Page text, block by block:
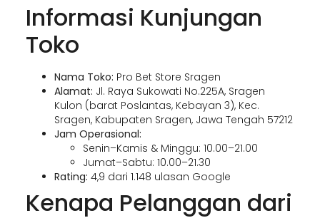
Informasi Kunjungan
Toko
Nama Toko: Pro Bet Store Sragen
Alamat: Jl. Raya Sukowati No.225A, Sragen
Kulon (barat Poslantas, Kebayan 3), Kec.
Sragen, Kabupaten Sragen, Jawa Tengah 57212
Jam Operasional:
Senin–Kamis & Minggu: 10.00–21.00
Jumat–Sabtu: 10.00–21.30
Rating: 4,9 dari 1.148 ulasan Google
Kenapa Pelanggan dari